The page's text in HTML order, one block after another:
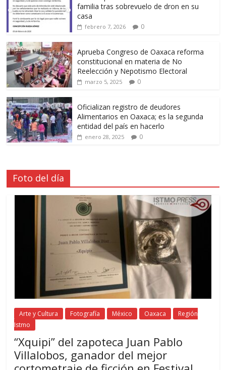
familia tras sobrevuelo de dron en su
casa
febrero 7, 2026 0
Aprueba Congreso de Oaxaca reforma
constitucional en materia de No
Reelección y Nepotismo Electoral
marzo 5, 2025 0
Oficializan registro de deudores
Alimentarios en Oaxaca; es la segunda
entidad del país en hacerlo
enero 28, 2025 0
Foto del día
Arte y Cultura Fotografía México Oaxaca
Región
Istmo
“Xquipi” del zapoteca Juan Pablo
Villalobos, ganador del mejor